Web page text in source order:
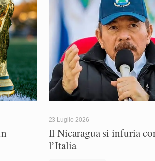
23 Luglio 2026
Il Nicaragua si infuria
l’Italia